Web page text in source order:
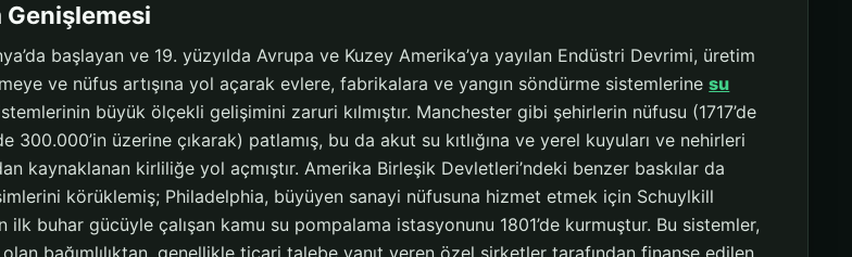
başlayan ve 19. yüzyılda Avrupa ve Kuzey Amerika’ya yayılan Endüstri Devrimi, üretim
ve nüfus artışına yol açarak evlere, fabrikalara ve yangın söndürme sistemlerinesu
büyük ölçekli gelişimini zaruri kılmıştır. Manchester gibi şehirlerin nüfusu (1717’de
300.000’in üzerine çıkarak) patlamış, bu da akut su kıtlığına ve yerel kuyuları ve nehirleri
kaynaklanan kirliliğe yol açmıştır. Amerika Birleşik Devletleri’ndeki benzer baskılar da
körüklemiş; Philadelphia, büyüyen sanayi nüfusuna hizmet etmek için Schuylkill
ilk buhar gücüyle çalışan kamu su pompalama istasyonunu 1801’de kurmuştur. Bu sistemler,